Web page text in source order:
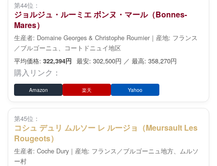
第44位：
ジョルジュ・ルーミエ ボンヌ・マール（Bonnes-
Mares）
生産者: Domaine Georges & Christophe Roumier｜産地: フランス
／ブルゴーニュ、コートドニュイ地区
平均価格: 322,394円 最安: 302,500円 ／ 最高: 358,270円
購入リンク：
Amazon 楽天 Yahoo
第45位：
コシュ デュリ ムルソー レ ルージョ（Meursault Les
Rougeots）
生産者: Coche Dury｜産地: フランス／ブルゴーニュ地方、ムルソ
ー村